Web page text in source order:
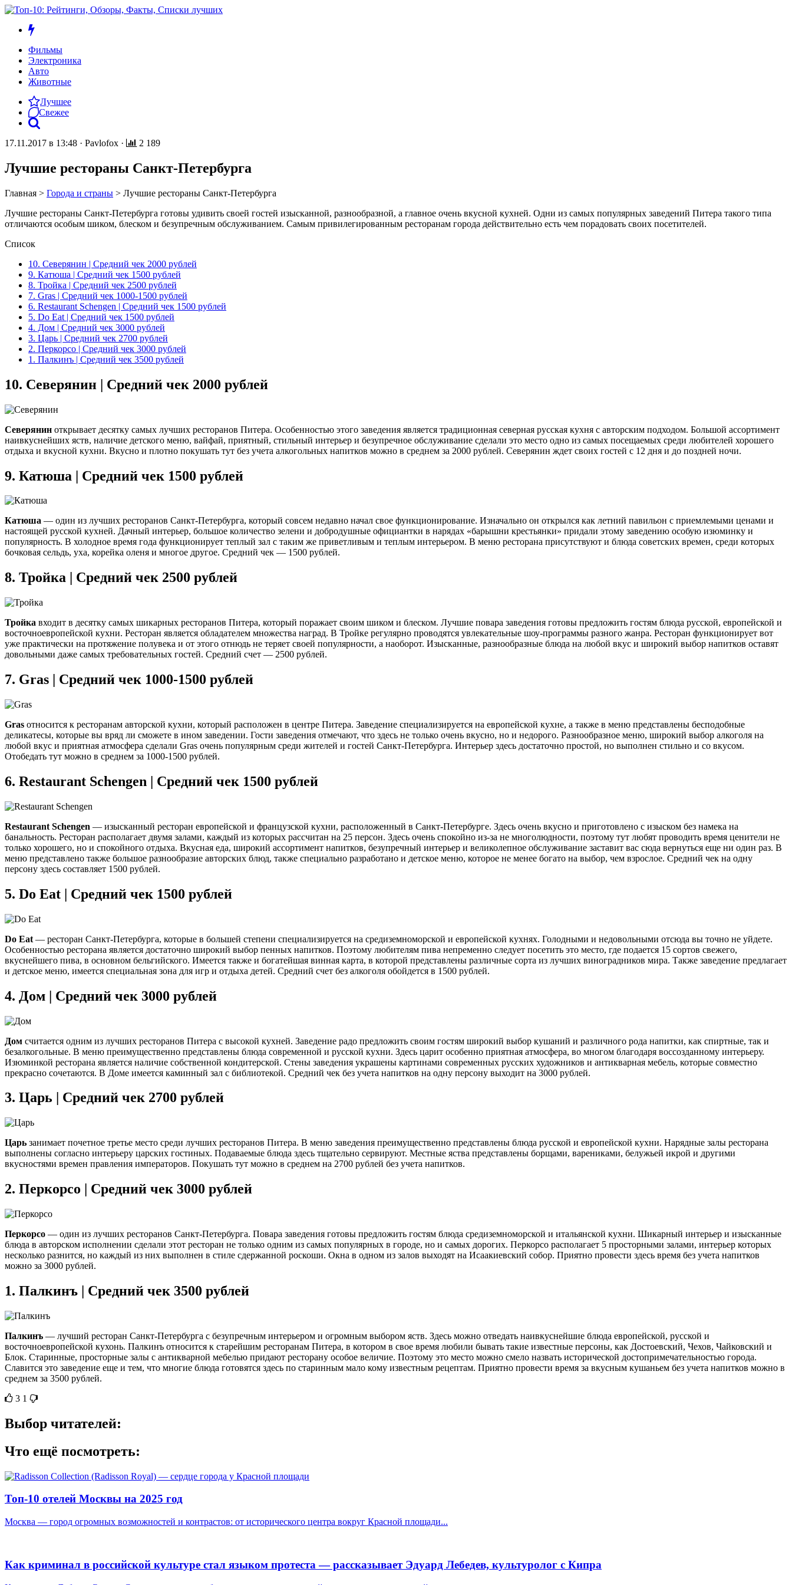
Фильмы
Электроника
Авто
Животные
Лучшее
Свежее
17.11.2017 в 13:48 · Pavlofox · 2 189
Лучшие рестораны Санкт-Петербурга
Главная > Города и страны > Лучшие рестораны Санкт-Петербурга
Лучшие рестораны Санкт-Петербурга готовы удивить своей гостей изысканной, разнообразной, а главное очень вкусной кухней. Одни из самых популярных заведений Питера такого типа
отличаются особым шиком, блеском и безупречным обслуживанием. Самым привилегированным ресторанам города действительно есть чем порадовать своих посетителей.
Список
10. Северянин | Средний чек 2000 рублей
9. Катюша | Средний чек 1500 рублей
8. Тройка | Средний чек 2500 рублей
7. Gras | Средний чек 1000-1500 рублей
6. Restaurant Schengen | Средний чек 1500 рублей
5. Do Eat | Средний чек 1500 рублей
4. Дом | Средний чек 3000 рублей
3. Царь | Средний чек 2700 рублей
2. Перкорсо | Средний чек 3000 рублей
1. Палкинъ | Средний чек 3500 рублей
10. Северянин | Средний чек 2000 рублей
Северянин открывает десятку самых лучших ресторанов Питера. Особенностью этого заведения является традиционная северная русская кухня с авторским подходом. Большой ассортимент
наивкуснейших яств, наличие детского меню, вайфай, приятный, стильный интерьер и безупречное обслуживание сделали это место одно из самых посещаемых среди любителей хорошего
отдыха и вкусной кухни. Вкусно и плотно покушать тут без учета алкогольных напитков можно в среднем за 2000 рублей. Северянин ждет своих гостей с 12 дня и до поздней ночи.
9. Катюша | Средний чек 1500 рублей
Катюша — один из лучших ресторанов Санкт-Петербурга, который совсем недавно начал свое функционирование. Изначально он открылся как летний павильон с приемлемыми ценами и
настоящей русской кухней. Дачный интерьер, большое количество зелени и добродушные официантки в нарядах «барышни крестьянки» придали этому заведению особую изюминку и
популярность. В холодное время года функционирует теплый зал с таким же приветливым и теплым интерьером. В меню ресторана присутствуют и блюда советских времен, среди которых
бочковая сельдь, уха, корейка оленя и многое другое. Средний чек — 1500 рублей.
8. Тройка | Средний чек 2500 рублей
Тройка входит в десятку самых шикарных ресторанов Питера, который поражает своим шиком и блеском. Лучшие повара заведения готовы предложить гостям блюда русской, европейской и
восточноевропейской кухни. Ресторан является обладателем множества наград. В Тройке регулярно проводятся увлекательные шоу-программы разного жанра. Ресторан функционирует вот
уже практически на протяжение полувека и от этого отнюдь не теряет своей популярности, а наоборот. Изысканные, разнообразные блюда на любой вкус и широкий выбор напитков оставят
довольными даже самых требовательных гостей. Средний счет — 2500 рублей.
7. Gras | Средний чек 1000-1500 рублей
Gras относится к ресторанам авторской кухни, который расположен в центре Питера. Заведение специализируется на европейской кухне, а также в меню представлены бесподобные
деликатесы, которые вы вряд ли сможете в ином заведении. Гости заведения отмечают, что здесь не только очень вкусно, но и недорого. Разнообразное меню, широкий выбор алкоголя на
любой вкус и приятная атмосфера сделали Gras очень популярным среди жителей и гостей Санкт-Петербурга. Интерьер здесь достаточно простой, но выполнен стильно и со вкусом.
Отобедать тут можно в среднем за 1000-1500 рублей.
6. Restaurant Schengen | Средний чек 1500 рублей
Restaurant Schengen — изысканный ресторан европейской и французской кухни, расположенный в Санкт-Петербурге. Здесь очень вкусно и приготовлено с изыском без намека на
банальность. Ресторан располагает двумя залами, каждый из которых рассчитан на 25 персон. Здесь очень спокойно из-за не многолюдности, поэтому тут любят проводить время ценители не
только хорошего, но и спокойного отдыха. Вкусная еда, широкий ассортимент напитков, безупречный интерьер и великолепное обслуживание заставит вас сюда вернуться еще ни один раз. В
меню представлено также большое разнообразие авторских блюд, также специально разработано и детское меню, которое не менее богато на выбор, чем взрослое. Средний чек на одну
персону здесь составляет 1500 рублей.
5. Do Eat | Средний чек 1500 рублей
Do Eat — ресторан Санкт-Петербурга, которые в большей степени специализируется на средиземноморской и европейской кухнях. Голодными и недовольными отсюда вы точно не уйдете.
Особенностью ресторана является достаточно широкий выбор пенных напитков. Поэтому любителям пива непременно следует посетить это место, где подается 15 сортов свежего,
вкуснейшего пива, в основном бельгийского. Имеется также и богатейшая винная карта, в которой представлены различные сорта из лучших виноградников мира. Также заведение предлагает
и детское меню, имеется специальная зона для игр и отдыха детей. Средний счет без алкоголя обойдется в 1500 рублей.
4. Дом | Средний чек 3000 рублей
Дом считается одним из лучших ресторанов Питера с высокой кухней. Заведение радо предложить своим гостям широкий выбор кушаний и различного рода напитки, как спиртные, так и
безалкогольные. В меню преимущественно представлены блюда современной и русской кухни. Здесь царит особенно приятная атмосфера, во многом благодаря воссозданному интерьеру.
Изюминкой ресторана является наличие собственной кондитерской. Стены заведения украшены картинами современных русских художников и антикварная мебель, которые совместно
прекрасно сочетаются. В Доме имеется каминный зал с библиотекой. Средний чек без учета напитков на одну персону выходит на 3000 рублей.
3. Царь | Средний чек 2700 рублей
Царь занимает почетное третье место среди лучших ресторанов Питера. В меню заведения преимущественно представлены блюда русской и европейской кухни. Нарядные залы ресторана
выполнены согласно интерьеру царских гостиных. Подаваемые блюда здесь тщательно сервируют. Местные яства представлены борщами, варениками, белужьей икрой и другими
вкусностями времен правления императоров. Покушать тут можно в среднем на 2700 рублей без учета напитков.
2. Перкорсо | Средний чек 3000 рублей
Перкорсо — один из лучших ресторанов Санкт-Петербурга. Повара заведения готовы предложить гостям блюда средиземноморской и итальянской кухни. Шикарный интерьер и изысканные
блюда в авторском исполнении сделали этот ресторан не только одним из самых популярных в городе, но и самых дорогих. Перкорсо располагает 5 просторными залами, интерьер которых
несколько разнится, но каждый из них выполнен в стиле сдержанной роскоши. Окна в одном из залов выходят на Исаакиевский собор. Приятно провести здесь время без учета напитков
можно за 3000 рублей.
1. Палкинъ | Средний чек 3500 рублей
Палкинъ — лучший ресторан Санкт-Петербурга с безупречным интерьером и огромным выбором яств. Здесь можно отведать наивкуснейшие блюда европейской, русской и
восточноевропейской кухонь. Палкинъ относится к старейшим ресторанам Питера, в котором в свое время любили бывать такие известные персоны, как Достоевский, Чехов, Чайковский и
Блок. Старинные, просторные залы с антикварной мебелью придают ресторану особое величие. Поэтому это место можно смело назвать исторической достопримечательностью города.
Славится это заведение еще и тем, что многие блюда готовятся здесь по старинным мало кому известным рецептам. Приятно провести время за вкусным кушаньем без учета напитков можно в
среднем за 3500 рублей.
3 1
Выбор читателей:
Что ещё посмотреть:
Топ-10 отелей Москвы на 2025 год
Москва — город огромных возможностей и контрастов: от исторического центра вокруг Красной площади...
Как криминал в российской культуре стал языком протеста — рассказывает Эдуард Лебедев, культуролог с Кипра